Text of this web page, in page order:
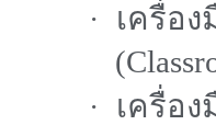
·
เครื่อ
(
·
เครื่อ